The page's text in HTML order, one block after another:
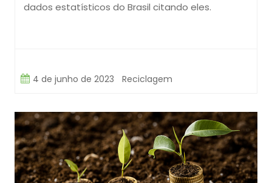
dados estatísticos do Brasil citando eles.
4 de junho de 2023 Reciclagem